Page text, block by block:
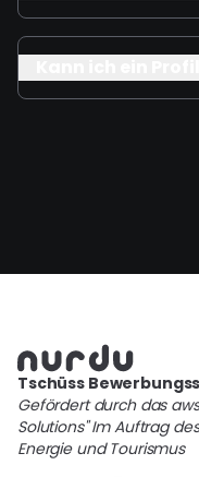
Tschüss
Gefördert durch das
Solutions" Im Auftrag
Energie und Tourismus